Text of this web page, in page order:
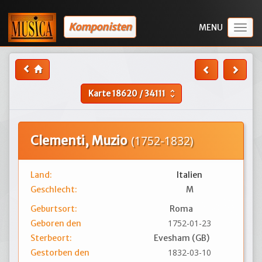
Komponisten
Karte18620/34111 unfold_more
Clementi, Muzio(1752-1832)
Land:
Italien
Geschlecht:
M
Geburtsort:
Roma
Geboren den
1752-01-23
Sterbeort:
Evesham (GB)
Gestorben den
1832-03-10